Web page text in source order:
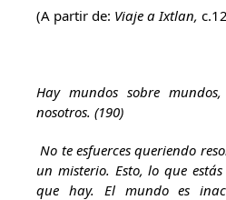
(A partir de: Viaje a Ixtlan,
Hay mundos sobre
nosotros. (190)
No te esfuerces queriendo
un misterio. Esto, lo que
que hay. El mundo es